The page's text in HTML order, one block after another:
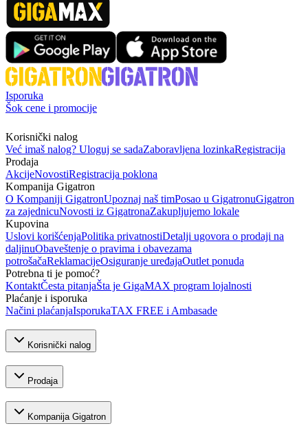
Isporuka
Šok cene i promocije
Korisnički nalog
Već imaš nalog? Uloguj se sadaZaboravljena lozinkaRegistracija
Prodaja
AkcijeNovostiRegistracija poklona
Kompanija Gigatron
O Kompaniji GigatronUpoznaj naš timPosao u GigatronuGigatron
za zajednicuNovosti iz GigatronaZakupljujemo lokale
Kupovina
Uslovi korišćenjaPolitika privatnostiDetalji ugovora o prodaji na
daljinuObaveštenje o pravima i obavezama
potrošačaReklamacijeOsiguranje uređajaOutlet ponuda
Potrebna ti je pomoć?
KontaktČesta pitanjaŠta je GigaMAX program lojalnosti
Plaćanje i isporuka
Načini plaćanjaIsporukaTAX FREE i Ambasade
Korisnički nalog
Prodaja
Kompanija Gigatron